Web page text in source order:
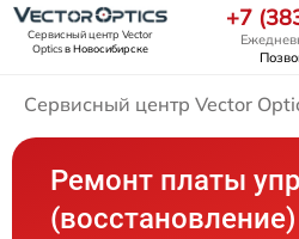
Сервисный центр Vector
Opticsв Новосибирске
+7
Сервисный центр Vector
Ремонт платы